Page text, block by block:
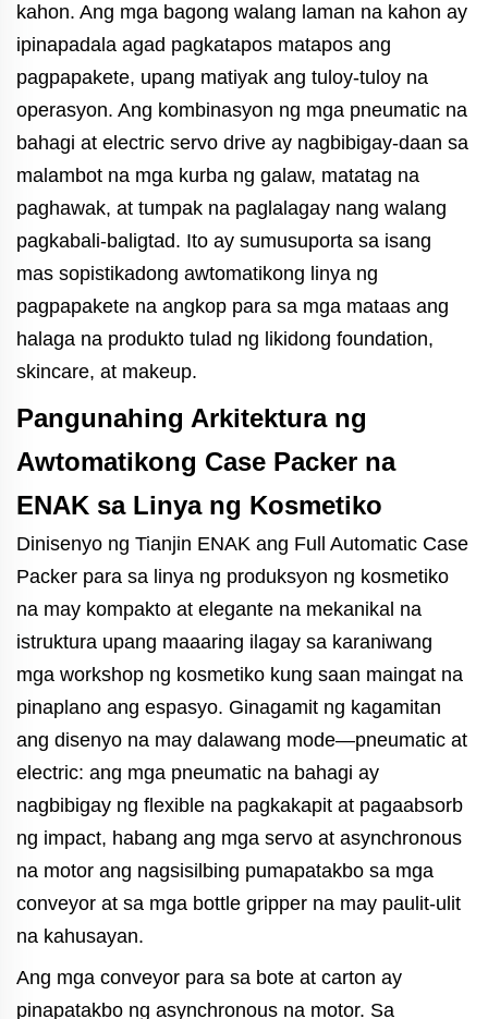
kahon. Ang mga bagong walang laman na kahon ay
ipinapadala agad pagkatapos matapos ang
pagpapakete, upang matiyak ang tuloy-tuloy na
operasyon. Ang kombinasyon ng mga pneumatic na
bahagi at electric servo drive ay nagbibigay-daan sa
malambot na mga kurba ng galaw, matatag na
paghawak, at tumpak na paglalagay nang walang
pagkabali-baligtad. Ito ay sumusuporta sa isang
mas sopistikadong awtomatikong linya ng
pagpapakete na angkop para sa mga mataas ang
halaga na produkto tulad ng likidong foundation,
skincare, at makeup.
Pangunahing Arkitektura ng
Awtomatikong Case Packer na
ENAK sa Linya ng Kosmetiko
Dinisenyo ng Tianjin ENAK ang Full Automatic Case
Packer para sa linya ng produksyon ng kosmetiko
na may kompakto at elegante na mekanikal na
istruktura upang maaaring ilagay sa karaniwang
mga workshop ng kosmetiko kung saan maingat na
pinaplano ang espasyo. Ginagamit ng kagamitan
ang disenyo na may dalawang mode—pneumatic at
electric: ang mga pneumatic na bahagi ay
nagbibigay ng flexible na pagkakapit at pagaabsorb
ng impact, habang ang mga servo at asynchronous
na motor ang nagsisilbing pumapatakbo sa mga
conveyor at sa mga bottle gripper na may paulit-ulit
na kahusayan.
Ang mga conveyor para sa bote at carton ay
pinapatakbo ng asynchronous na motor. Sa